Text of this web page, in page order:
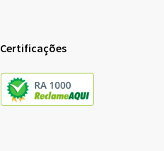
Certificações